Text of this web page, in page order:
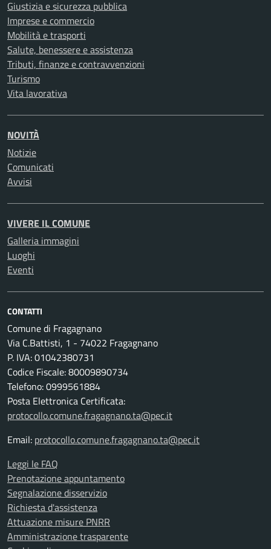
Giustizia e sicurezza pubblica
Imprese e commercio
Mobilità e trasporti
Salute, benessere e assistenza
Tributi, finanze e contravvenzioni
Turismo
Vita lavorativa
NOVITÀ
Notizie
Comunicati
Avvisi
VIVERE IL COMUNE
Galleria immagini
Luoghi
Eventi
CONTATTI
Comune di Fragagnano
Via C.Battisti, 1 - 74022 Fragagnano
P. IVA: 01042380731
Codice Fiscale: 80009890734
Telefono: 0999561884
Posta Elettronica Certificata:
protocollo.comune.fragagnano.ta@pec.it
Email: protocollo.comune.fragagnano.ta@pec.it
Leggi le FAQ
Prenotazione appuntamento
Segnalazione disservizio
Richiesta d'assistenza
Attuazione misure PNRR
Amministrazione trasparente